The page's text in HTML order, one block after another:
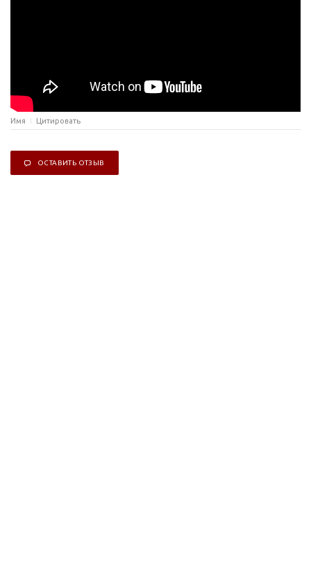
Имя Цитировать
ОСТАВИТЬ ОТЗЫВ